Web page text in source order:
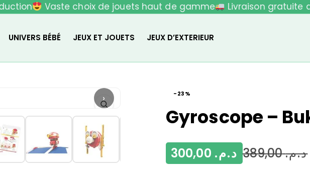
Vaste choix de jouets haut de gamme Livraison gratuite
UNIVERS BÉBÉ JEUX ET JOUETS JEUX D’EXTERIEUR
› -23%
Gyroscope –
د.م.389,00 د.م.